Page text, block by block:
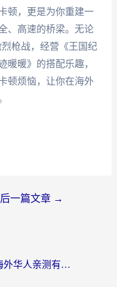
顿，更是为你重建一
、高速的桥梁。无论
枪战，经营《王国纪
暖暖》的搭配乐趣，
顿烦恼，让你在海外
后一篇文章 →
12123在国外能登录吗？海外华人亲测有效的回国加速器选择指南